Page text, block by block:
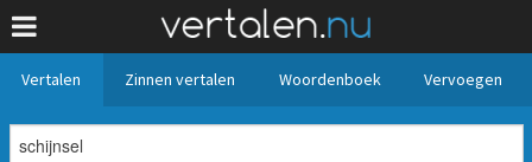
Vertalen Zinnen vertalen Woordenboek Vervoegen